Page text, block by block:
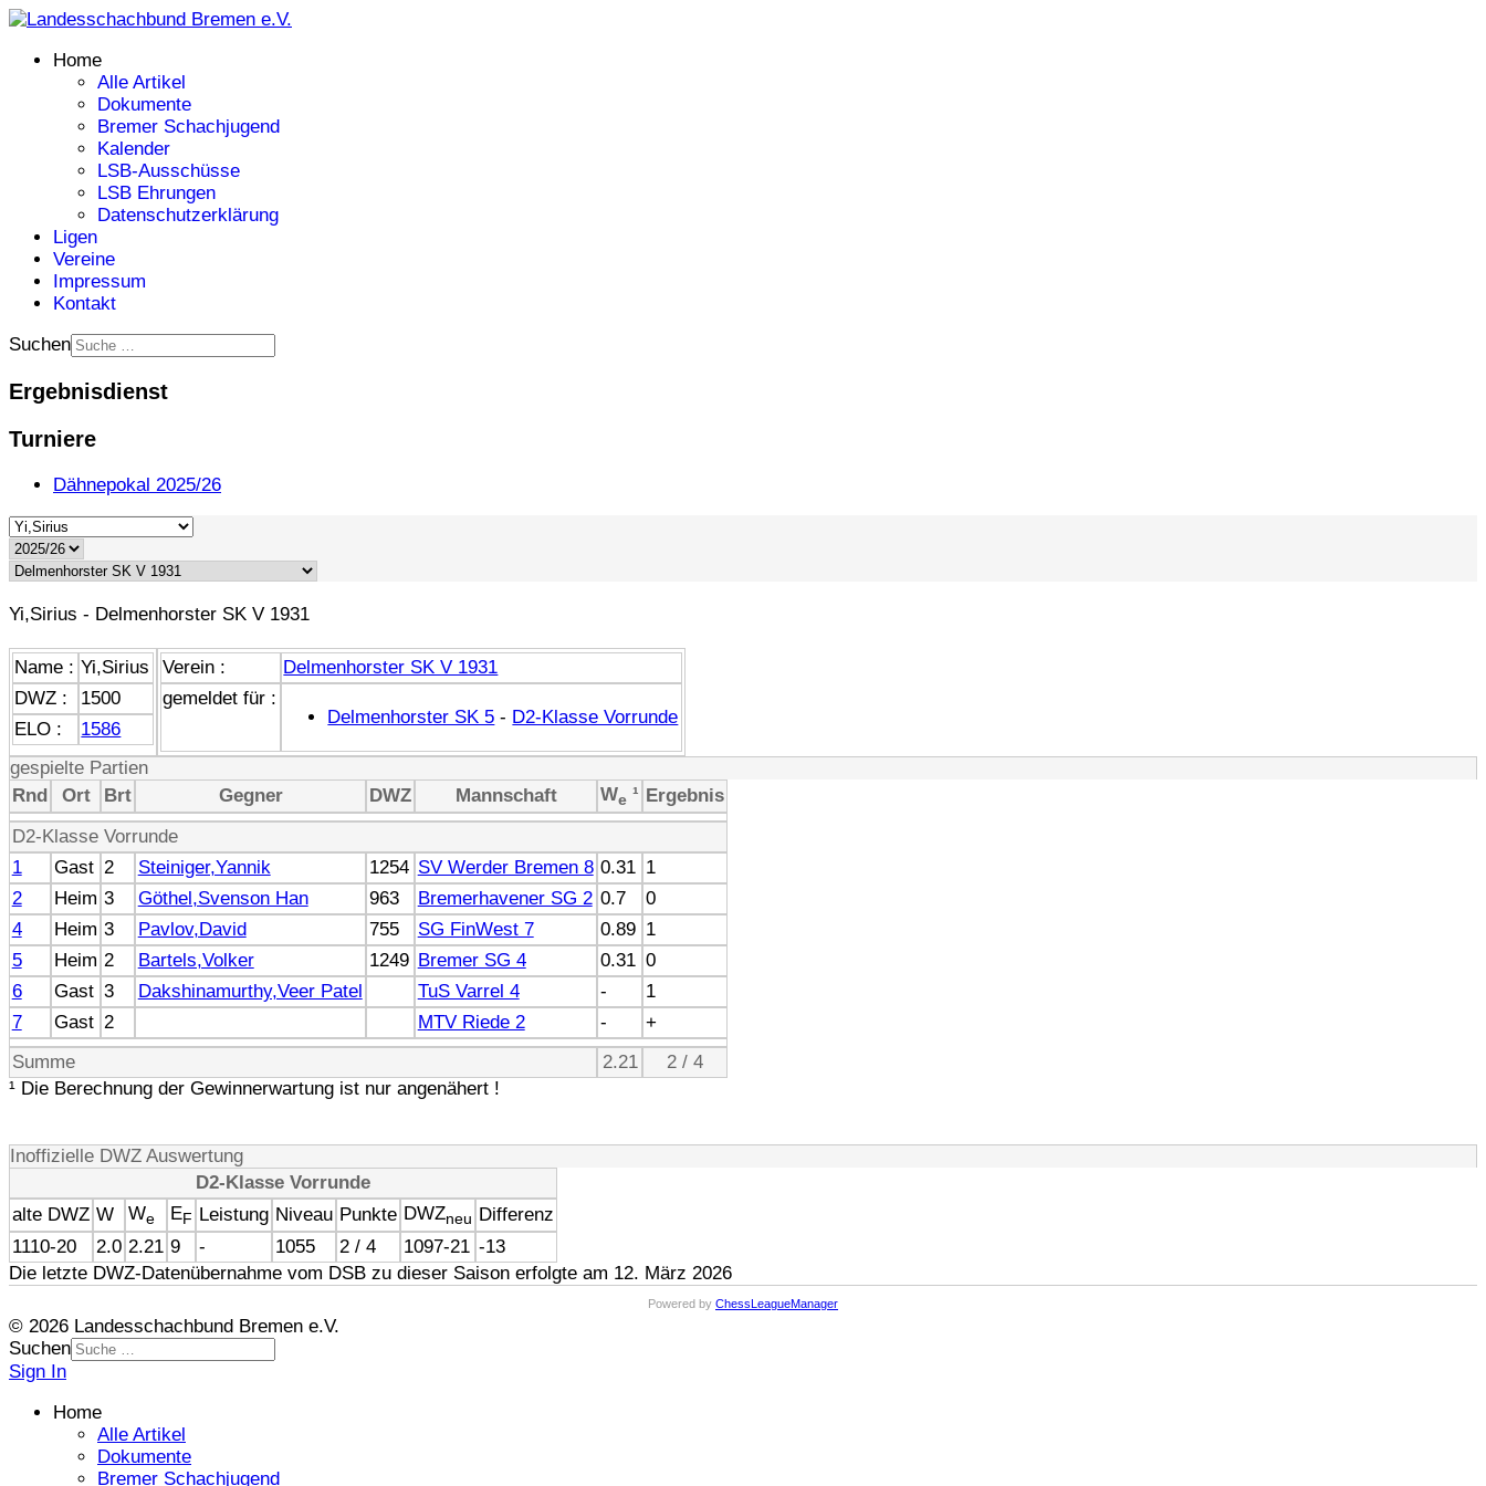
Home
Alle Artikel
Dokumente
Bremer Schachjugend
Kalender
LSB-Ausschüsse
LSB Ehrungen
Datenschutzerklärung
Ligen
Vereine
Impressum
Kontakt
Suchen
Ergebnisdienst
Turniere
Dähnepokal 2025/26
Yi,Sirius - Delmenhorster SK V 1931
Name : Yi,Sirius
DWZ :
1500
ELO :
1586
Verein :
Delmenhorster SK V 1931
gemeldet für :
Delmenhorster SK 5 - D2-Klasse Vorrunde
gespielte Partien
Rnd
Ort Brt Gegner DWZ Mannschaft We ¹ Ergebnis
D2-Klasse Vorrunde
1
Gast 2 Steiniger,Yannik 1254 SV Werder Bremen 8 0.31 1
2
Heim 3 Göthel,Svenson Han 963 Bremerhavener SG 2 0.7
0
4
Heim 3 Pavlov,David 755 SG FinWest 7 0.89 1
5
Heim 2 Bartels,Volker 1249 Bremer SG 4 0.31 0
6
Gast 3 Dakshinamurthy,Veer Patel TuS Varrel 4 -
1
7
Gast 2 MTV Riede 2 -
+
Summe
2.21
2 / 4
¹ Die Berechnung der Gewinnerwartung ist nur angenähert !
Inoffizielle DWZ Auswertung
D2-Klasse Vorrunde
alte DWZ W We EF Leistung Niveau Punkte DWZneu Differenz
1110-20
2.0 2.21 9 - 1055 2 / 4 1097-21 -13
Die letzte DWZ-Datenübernahme vom DSB zu dieser Saison erfolgte am 12. März 2026
Powered by ChessLeagueManager
© 2026 Landesschachbund Bremen e.V.
Suchen
Sign In
Home
Alle Artikel
Dokumente
Bremer Schachjugend